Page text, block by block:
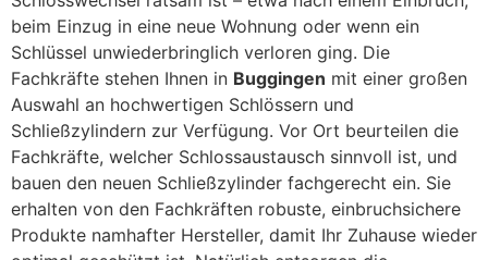
beim Einzug in eine neue Wohnung oder wenn ein
Schlüssel unwiederbringlich verloren ging. Die
Fachkräfte stehen Ihnen in Buggingen mit einer großen
Auswahl an hochwertigen Schlössern und
Schließzylindern zur Verfügung. Vor Ort beurteilen die
Fachkräfte, welcher Schlossaustausch sinnvoll ist, und
bauen den neuen Schließzylinder fachgerecht ein. Sie
erhalten von den Fachkräften robuste, einbruchsichere
Produkte namhafter Hersteller, damit Ihr Zuhause wieder